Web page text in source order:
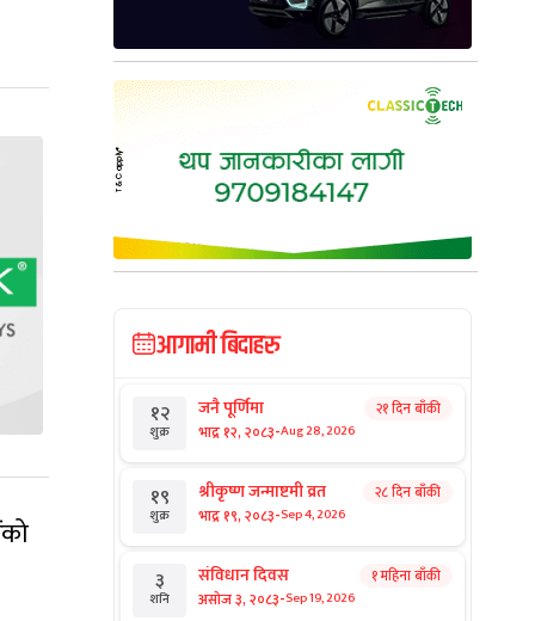
आगामी बिदाहरु
१२
शुक्र
जनै पूर्णिमा
भाद्र १२, २०८३-Aug 28, 2026
२१ दिन बाँकी
१९
शुक्र
श्रीकृष्ण जन्माष्टमी व्रत
भाद्र १९, २०८३-Sep 4, 2026
२८ दिन बाँकी
३
शनि
संविधान दिवस
असोज ३, २०८३-Sep 19, 2026
१ महिना बाँकी